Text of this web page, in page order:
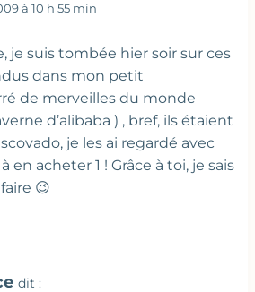
à 10 h 55 min
je suis tombée hier soir sur ces
dans mon petit
de merveilles du monde
d’alibaba ) , bref, ils étaient
je les ai regardé avec
en acheter 1 ! Grâce à toi, je sais
😉
dit :